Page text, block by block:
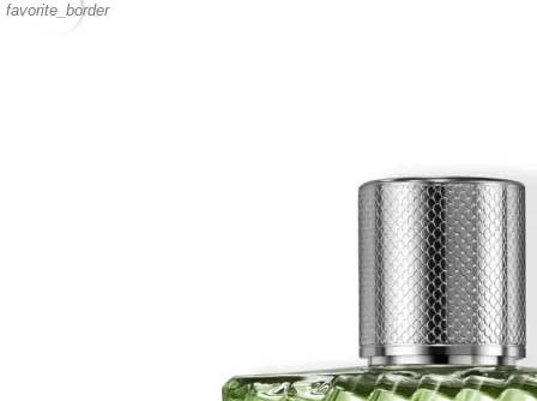
favorite_border